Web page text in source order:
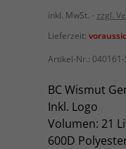
inkl. MwSt.
zzgl.
Lieferzeit:
Artikel-Nr.:
BC Wismut
Inkl. Logo
Volumen: 21
600D